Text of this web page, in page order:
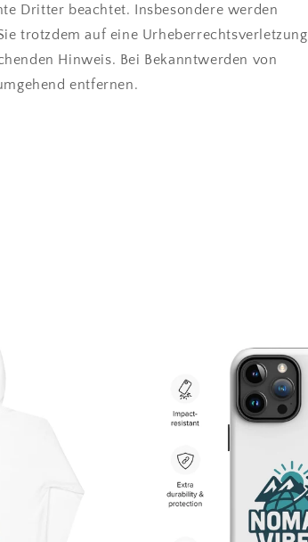
Dritter beachtet. Insbesondere werden
trotzdem auf eine Urheberrechtsverletzung
Hinweis. Bei Bekanntwerden von
entfernen.